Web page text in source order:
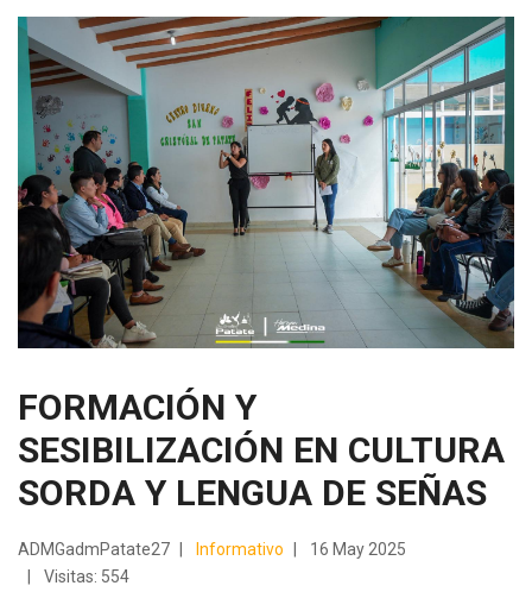
FORMACIÓN Y
SESIBILIZACIÓN EN CULTURA
SORDA Y LENGUA DE SEÑAS
ADMGadmPatate27 Informativo
16 May 2025
Visitas: 554